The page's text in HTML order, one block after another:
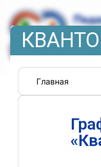
Главная